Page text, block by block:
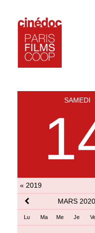
SAMEDI
« 2019
MARS 2020
Lu Ma Me Je